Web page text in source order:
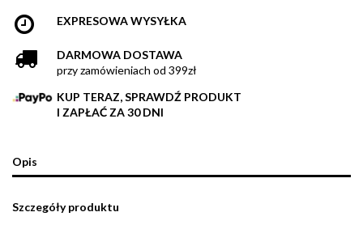
EXPRESOWA WYSYŁKA
DARMOWA DOSTAWA
przy zamówieniach od 399zł
KUP TERAZ, SPRAWDŹ PRODUKT
I ZAPŁAĆ ZA 30 DNI
Opis
Szczegóły produktu